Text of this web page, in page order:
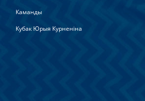
Каманды
Кубак Юрыя Курненіна